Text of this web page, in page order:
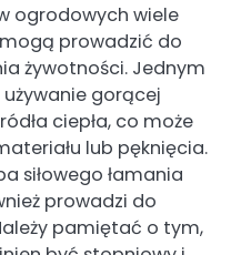
ogrodowych wiele
prowadzić do
żywotności. Jednym
używanie gorącej
ciepła, co może
lub pęknięcia.
siłowego łamania
prowadzi do
pamiętać o tym,